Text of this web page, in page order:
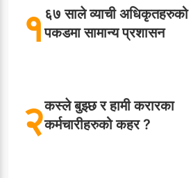
१६७ साले व्याची अधिकृतहरुको
पकडमा सामान्य प्रशासन
२कस्ले बुझ्छ र हामी करारका
कर्मचारीहरुको कहर ?